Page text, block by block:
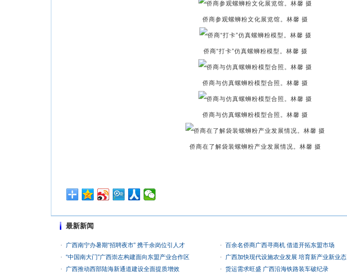
侨商参观螺蛳粉文化展览馆。林馨 摄
侨商“打卡”仿真螺蛳粉模型。林馨 摄
侨商与仿真螺蛳粉模型合照。林馨 摄
侨商与仿真螺蛳粉模型合照。林馨 摄
侨商在了解袋装螺蛳粉产业发展情况。林馨 摄
最新新闻
广西南宁办暑期“招聘夜市” 携千余岗位引人才
百余名侨商广西寻商机 借道开拓东盟市场
“中国南大门”广西崇左构建面向东盟产业合作区
广西加快现代设施农业发展 培育新产业新业态
广西推动西部陆海新通道建设全面提质增效
货运需求旺盛 广西沿海铁路装车破纪录